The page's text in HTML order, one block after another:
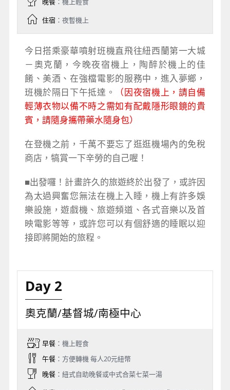
晚餐：機上輕食
住宿：夜暫機上
今日搭乘豪華噴射班機直飛往紐西蘭第一大城
－奧克蘭，今晚夜宿機上，陶醉於機上的佳
餚、美酒、在強檔電影的服務中，進入夢鄉，
班機於隔日下午抵達。
（因夜宿機上，請自備
輕薄衣物以備不時之需如有配戴隱形眼鏡的貴
賓，請隨身攜帶藥水隨身包）
在登機之前，千萬不要忘了逛逛機場內的免稅
商店，犒賞一下辛勞的自己喔！
■出發囉！計畫許久的旅遊終於出發了，或許因
為太過興奮您無法在機上入睡，機上有許多娛
樂設施，遊戲機、旅遊頻道、各式音樂以及首
映電影等等，或許您可以有個舒適的睡眠以迎
接即將開始的旅程。
Day 2
奧克蘭/基督城/南極中心
早餐：機上輕食
午餐：方便轉機 每人20元紐幣
晚餐：紐式自助晚餐或中式合菜七菜一湯